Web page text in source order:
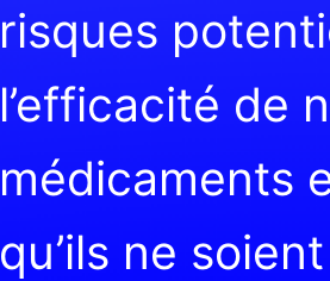
risques
l’efficacité de
médicaments
qu’ils ne